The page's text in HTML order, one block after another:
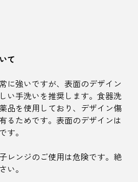
て
に強いですが、表面のデザイン
い手洗いを推奨します。食器洗
品を使用しており、デザイン傷
るためです。表面のデザインは
す。
レンジのご使用は危険です。絶
い。